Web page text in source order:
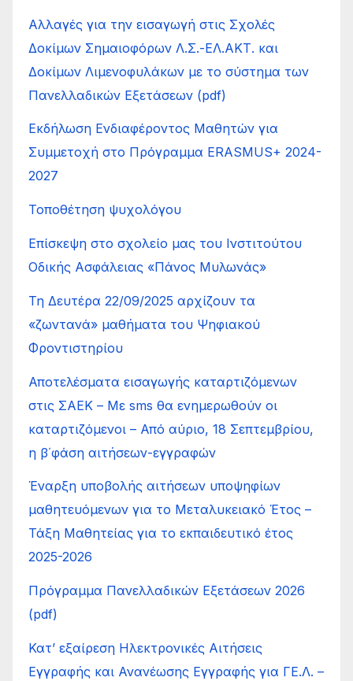
Αλλαγές για την εισαγωγή στις Σχολές
Δοκίμων Σημαιοφόρων Λ.Σ.-ΕΛ.ΑΚΤ. και
Δοκίμων Λιμενοφυλάκων με το σύστημα των
Πανελλαδικών Εξετάσεων (pdf)
Εκδήλωση Ενδιαφέροντος Μαθητών για
Συμμετοχή στο Πρόγραμμα ERASMUS+ 2024-
2027
Τοποθέτηση ψυχολόγου
Επίσκεψη στο σχολείο μας του Ινστιτούτου
Οδικής Ασφάλειας «Πάνος Μυλωνάς»
Τη Δευτέρα 22/09/2025 αρχίζουν τα
«ζωντανά» μαθήματα του Ψηφιακού
Φροντιστηρίου
Αποτελέσματα εισαγωγής καταρτιζόμενων
στις ΣΑΕΚ – Με sms θα ενημερωθούν οι
καταρτιζόμενοι – Από αύριο, 18 Σεπτεμβρίου,
η β΄φάση αιτήσεων-εγγραφών
Έναρξη υποβολής αιτήσεων υποψηφίων
μαθητευόμενων για το Μεταλυκειακό Έτος –
Τάξη Μαθητείας για το εκπαιδευτικό έτος
2025-2026
Πρόγραμμα Πανελλαδικών Εξετάσεων 2026
(pdf)
Κατ’ εξαίρεση Ηλεκτρονικές Αιτήσεις
Εγγραφής και Ανανέωσης Εγγραφής για ΓΕ.Λ. –